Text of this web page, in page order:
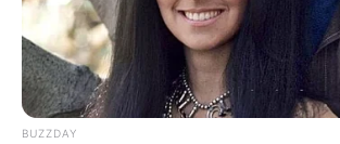
Prefeitura realiza a
motocicletas aos
história...
Agente de Saúde é
BUZZDAY